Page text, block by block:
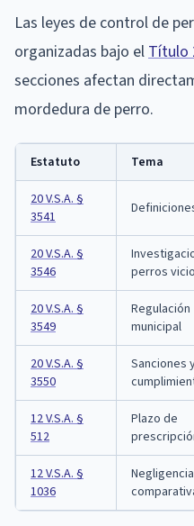
Las leyes de control de
organizadas bajo el Título
secciones afectan
mordedura de perro.
Estatuto Tema
20 V.S.A. §
3541
20 V.S.A. §
3546
perros
20 V.S.A. §
3549
Regulación
municipal
20 V.S.A. §
3550
Sanciones
12 V.S.A. §
512
Plazo de
12 V.S.A. §
1036
Negligencia